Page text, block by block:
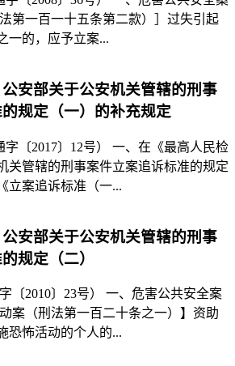
第一百一十五条第二款）］过失引起
一的，应予立案...
安部关于公安机关管辖的刑事
规定（一）的补充规定
字〔2017〕12号） 一、在《最高人民检
关管辖的刑事案件立案追诉标准的规定
立案追诉标准（一...
安部关于公安机关管辖的刑事
规定（二）
字〔2010〕23号） 一、危害公共安全案
案（刑法第一百二十条之一）】资助
恐怖活动的个人的...